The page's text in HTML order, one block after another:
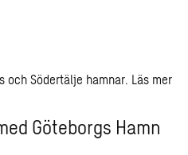
och Södertälje hamnar. Läs mer
Göteborgs Hamn